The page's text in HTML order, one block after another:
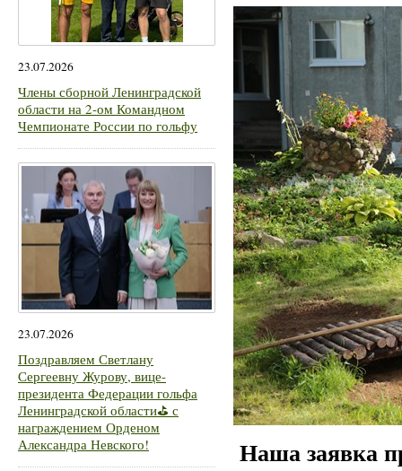
23.07.2026
Члены сборной Ленинградской
области на 2-ом Командном
Чемпионате России по гольфу
23.07.2026
Поздравляем Светлану
Сергеевну Журову, вице-
президента Федерации гольфа
Ленинградской области⛳ с
награждением Орденом
Александра Невского!
Наша заявка